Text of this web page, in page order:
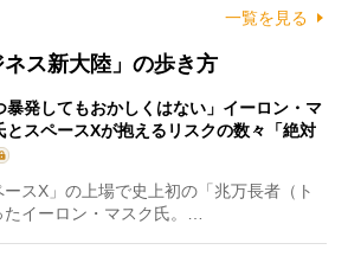
一覧を見る
ス新大陸」の歩き方
暴発してもおかしくはない」イーロン・マ
とスペースXが抱えるリスクの数々「絶対
スX」の上場で史上初の「兆万長者（ト
イーロン・マスク氏。…